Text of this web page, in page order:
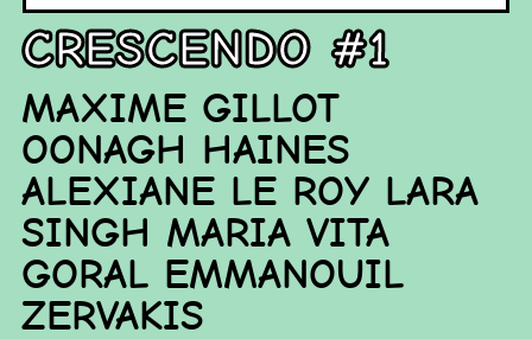
Crescendo #1
MAXIME GILLOT
OONAGH HAINES
ALEXIANE LE ROY LARA
SINGH MARIA VITA
GORAL EMMANOUIL
ZERVAKIS